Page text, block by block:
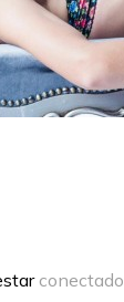
conectado